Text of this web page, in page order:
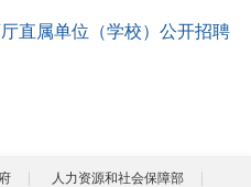
直属单位（学校）公开招聘
人力资源和社会保障部